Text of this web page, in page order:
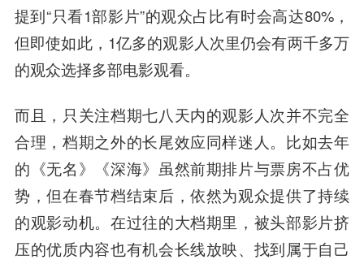
提到“只看1部影片”的观众占比有时会高达80%，
但即使如此，1亿多的观影人次里仍会有两千多万
的观众选择多部电影观看。
而且，只关注档期七八天内的观影人次并不完全
合理，档期之外的长尾效应同样迷人。比如去年
的《无名》《深海》虽然前期排片与票房不占优
势，但在春节档结束后，依然为观众提供了持续
的观影动机。在过往的大档期里，被头部影片挤
压的优质内容也有机会长线放映、找到属于自己